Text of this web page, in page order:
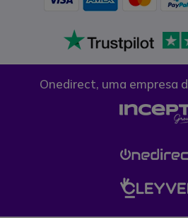
Onedirect, uma empresa